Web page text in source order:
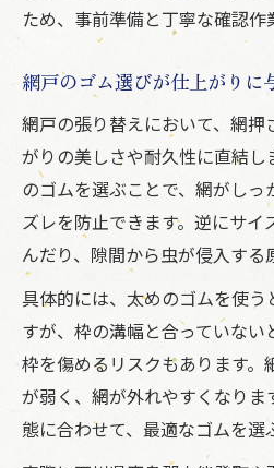
ため、事前準備と丁寧な確認作
網戸のゴム選びが仕上がりに
網戸の張り替えにおいて、網押
がりの美しさや耐久性に直結し
のゴムを選ぶことで、網がしっ
ズレを防止できます。逆にサイ
んだり、隙間から虫が侵入する
具体的には、太めのゴムを使
すが、枠の溝幅と合っていな
枠を傷めるリスクもあります。
が弱く、網が外れやすくなりま
態に合わせて、最適なゴムを選